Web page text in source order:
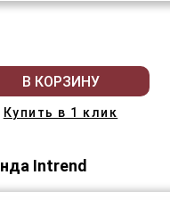
В КОРЗИНУ
Купить в 1 клик
Intrend